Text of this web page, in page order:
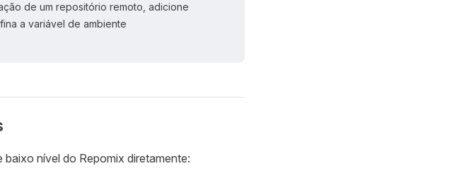
de um repositório remoto, adicione
a variável de ambiente
nível do Repomix diretamente: